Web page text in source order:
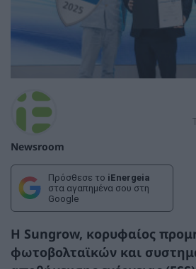
Newsroom
Πρόσθεσε το iEnergeia
στα αγαπημένα σου στη
Google
Η Sungrow, κορυφαίος
φωτοβολταϊκών και